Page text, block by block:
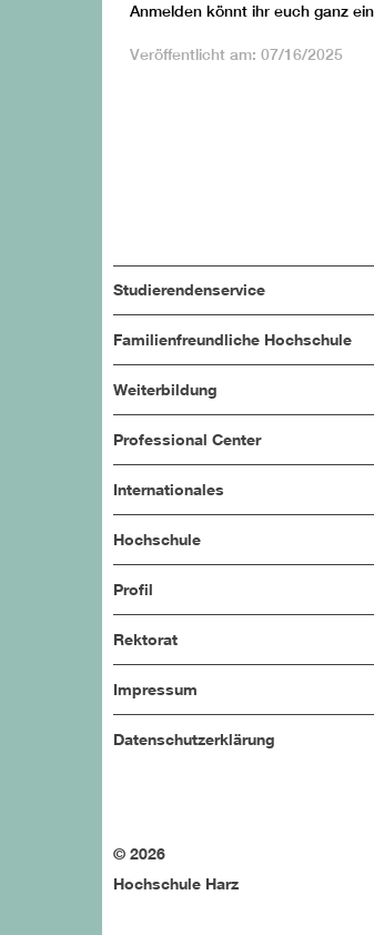
Anmelden könnt ihr euch ganz
Veröffentlicht am: 07/16/2025
Studierendenservice
Familienfreundliche Hochschule
Weiterbildung
Professional Center
Internationales
Hochschule
Profil
Rektorat
Impressum
Datenschutzerklärung
© 2026
Hochschule Harz